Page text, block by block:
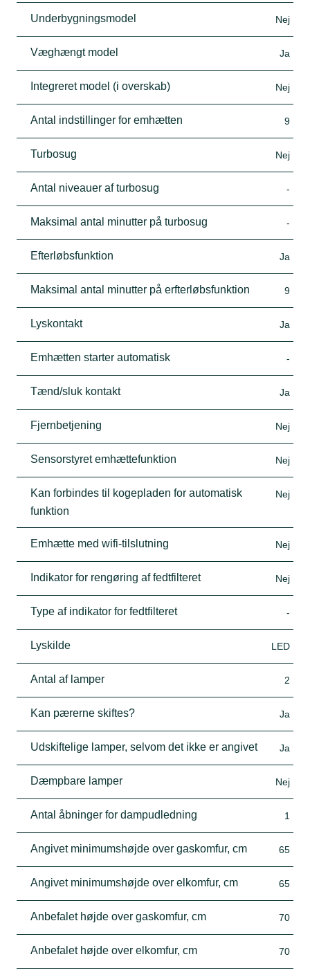
Underbygningsmodel Nej
Væghængt model Ja
Integreret model (i overskab) Nej
Antal indstillinger for emhætten 9
Turbosug Nej
Antal niveauer af turbosug -
Maksimal antal minutter på turbosug -
Efterløbsfunktion Ja
Maksimal antal minutter på erfterløbsfunktion 9
Lyskontakt Ja
Emhætten starter automatisk -
Tænd/sluk kontakt Ja
Fjernbetjening Nej
Sensorstyret emhættefunktion Nej
Kan forbindes til kogepladen for automatisk
funktion
Nej
Emhætte med wifi-tilslutning Nej
Indikator for rengøring af fedtfilteret Nej
Type af indikator for fedtfilteret -
Lyskilde LED
Antal af lamper 2
Kan pærerne skiftes? Ja
Udskiftelige lamper, selvom det ikke er angivet Ja
Dæmpbare lamper Nej
Antal åbninger for dampudledning 1
Angivet minimumshøjde over gaskomfur, cm 65
Angivet minimumshøjde over elkomfur, cm 65
Anbefalet højde over gaskomfur, cm 70
Anbefalet højde over elkomfur, cm 70